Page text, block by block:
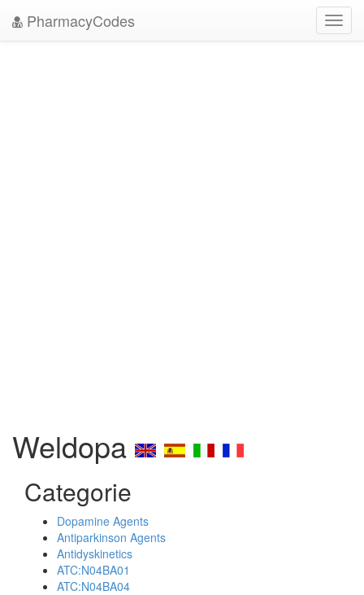
PharmacyCodes
Weldopa
Categorie
Dopamine Agents
Antiparkinson Agents
Antidyskinetics
ATC:N04BA01
ATC:N04BA04